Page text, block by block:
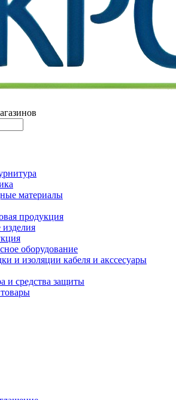
материалы
продукция
оборудование
и изоляции кабеля и акссесуары
и средства защиты